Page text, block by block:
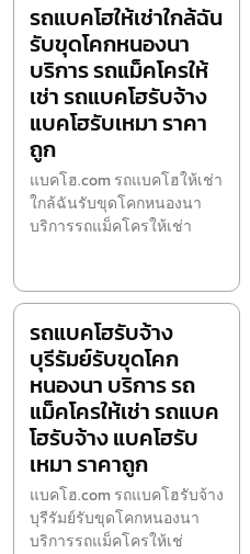
รถแบคโฮให้เช่าใกล้ฉัน
รับขุดโคกหนองนา
บริการ รถแม็คโครให้
เช่า รถแบคโฮรับจ้าง
แบคโฮรับเหมา ราคา
ถูก
แบคโฮ.com รถแบคโฮให้เช่า
ใกล้ฉันรับขุดโคกหนองนา
บริการรถแม็คโครให้เช่า
รถแบคโฮรับจ้าง
บุรีรัมย์รับขุดโคก
หนองนา บริการ รถ
แม็คโครให้เช่า รถแบค
โฮรับจ้าง แบคโฮรับ
เหมา ราคาถูก
แบคโฮ.com รถแบคโฮรับจ้าง
บุรีรัมย์รับขุดโคกหนองนา
บริการรถแม็คโครให้เช่